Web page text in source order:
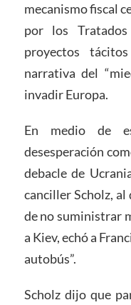
mecanismo fiscal
por los
proyectos
narrativa del
invadir Europa.
En medio de
desesperación
debacle de
canciller Scholz,
de no suministrar
a Kiev, echó a
autobús”.
Scholz dijo que